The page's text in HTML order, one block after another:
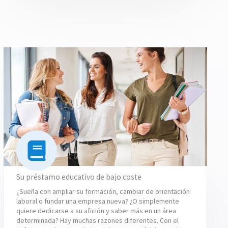
Su préstamo educativo de bajo coste
¿Sueña con ampliar su formación, cambiar de orientación
laboral o fundar una empresa nueva? ¿O simplemente
quiere dedicarse a su afición y saber más en un área
determinada? Hay muchas razones diferentes. Con el